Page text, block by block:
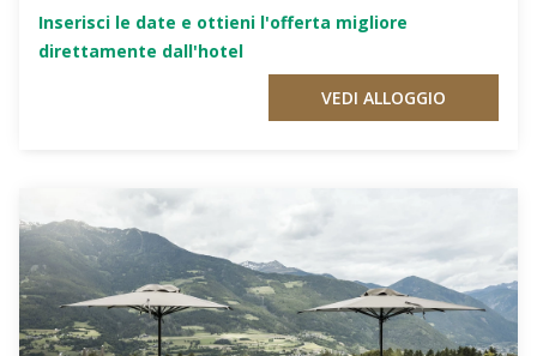
Inserisci le date e ottieni l'offerta migliore
direttamente dall'hotel
VEDI ALLOGGIO